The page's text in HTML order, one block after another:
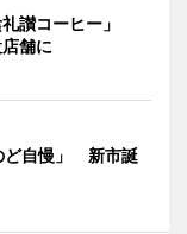
礼讃コーヒー」
舗に
ど自慢」 新市誕